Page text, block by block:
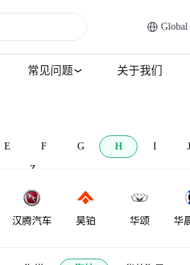
Global
常见问题 关于我们
E F G H I J
Z
汉腾汽车 昊铂 华颂 华